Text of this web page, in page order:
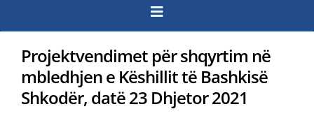
Projektvendimet për shqyrtim në
mbledhjen e Këshillit të Bashkisë
Shkodër, datë 23 Dhjetor 2021